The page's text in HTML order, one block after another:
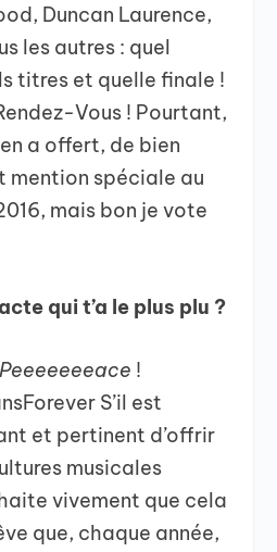
Duncan Laurence,
les autres : quel
titres et quelle finale !
Vous ! Pourtant,
a offert, de bien
mention spéciale au
mais bon je vote
qui t’a le plus plu ?
!
S’il est
et pertinent d’offrir
musicales
vivement que cela
que, chaque année,